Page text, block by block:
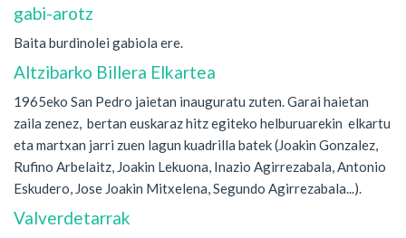
gabi-arotz
Baita burdinolei gabiola ere.
Altzibarko Billera Elkartea
1965eko San Pedro jaietan inauguratu zuten. Garai haietan
zaila zenez, bertan euskaraz hitz egiteko helburuarekin elkartu
eta martxan jarri zuen lagun kuadrilla batek (Joakin Gonzalez,
Rufino Arbelaitz, Joakin Lekuona, Inazio Agirrezabala, Antonio
Eskudero, Jose Joakin Mitxelena, Segundo Agirrezabala...).
Valverdetarrak